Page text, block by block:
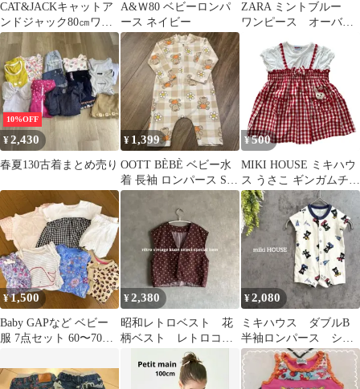
CAT&JACKキャットア
ンドジャック80㎝ワン
ピース 刺繍 フリル デ
A&Ｗ80 ベビーロンパ
ース ネイビー
ZARA ミントブルー
ワンピース オーバー
10%OFF
¥2,430
春夏130古着まとめ売り
¥ 1,399
OOTT BÈBÈ ベビー水
着 長袖 ロンパース Sサ
イズ
¥500
MIKI HOUSE ミキハウ
ス うさこ ギンガムチェ
ック ワンピース 赤 白
リボン ベビー
80【C477】
¥1,500
Baby GAPなど ベビー
服 7点セット 60〜70
¥2,380
昭和レトロベスト 花
柄ベスト レトロコー
デ レイヤード 古着
コーデ 重ね着 夏
¥2,080
ミキハウス ダブルB
半袖ロンパース ショ
ートオール くま 総
柄 スケボー 70